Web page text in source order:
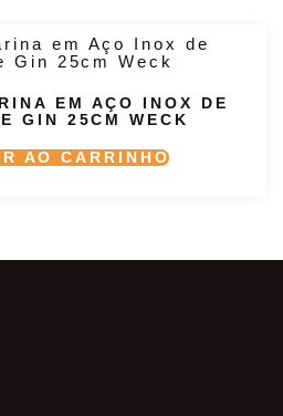
EM AÇO INOX DE
GIN 25CM WECK
AO CARRINHO